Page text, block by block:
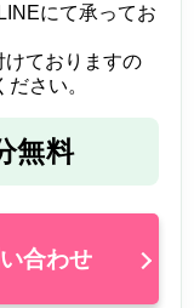
にて承ってお
ておりますの
さい。
無料
合わせ